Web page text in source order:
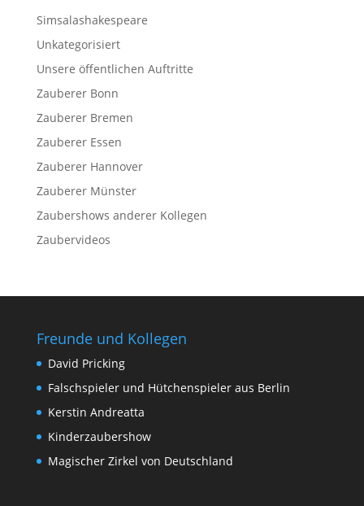
Simsalashakespeare
Unkategorisiert
Unsere öffentlichen Auftritte
Zauberer Bonn
Zauberer Bremen
Zauberer Essen
Zauberer Hannover
Zauberer Münster
Zaubershows anderer Kollegen
Zaubervideos
Freunde und Kollegen
David Pricking
Falschspieler und Hütchenspieler aus Berlin
Kerstin Andreatta
Kinderzaubershow
Magischer Zirkel von Deutschland